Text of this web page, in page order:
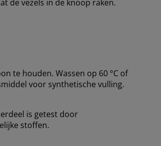
de vezels in de knoop raken.
te houden. Wassen op 60 °C of
voor synthetische vulling.
is getest door
stoffen.